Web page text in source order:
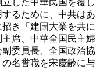
るために、中共はあ
き「建国大業を共に
席、中華全国民主婦
委員長、全国政治協
名誉職を宋慶齢に与